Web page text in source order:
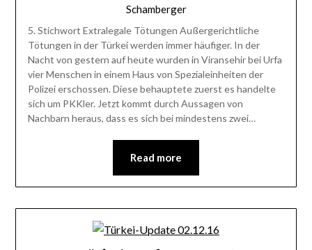
Schamberger
5. Stichwort Extralegale Tötungen Außergerichtliche
Tötungen in der Türkei werden immer häufiger. In der
Nacht von gestern auf heute wurden in Viransehir bei Urfa
vier Menschen in einem Haus von Spezialeinheiten der
Polizei erschossen. Diese behauptete zuerst es handelte
sich um PKKler. Jetzt kommt durch Aussagen von
Nachbarn heraus, dass es sich bei mindestens zwei…
Read more